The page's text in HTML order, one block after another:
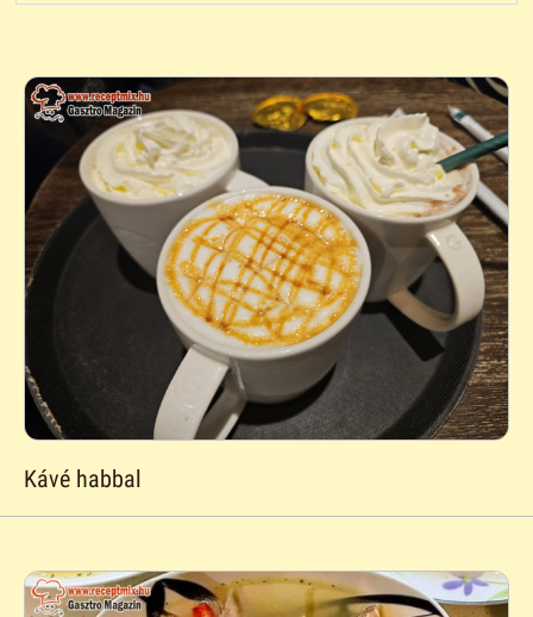
Kávé habbal